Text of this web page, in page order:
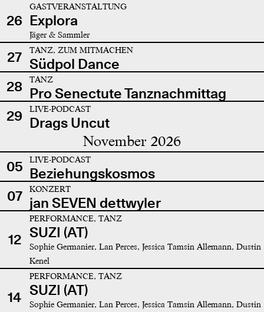
26
GASTVERANSTALTUNG
Explora
Jäger & Sammler
27 TANZ, ZUM MITMACHEN
Südpol Dance
28
TANZ
Pro Senectute Tanznachmittag
29
LIVE-PODCAST
Drags Uncut
November 2026
05 LIVE-PODCAST
Beziehungskosmos
07
KONZERT
jan SEVEN dettwyler
12
PERFORMANCE, TANZ
SUZI (AT)
Sophie Germanier, Lan Perces, Jessica Tamsin Allemann, Dustin
Kenel
14
PERFORMANCE, TANZ
SUZI (AT)
Sophie Germanier, Lan Perces, Jessica Tamsin Allemann, Dustin